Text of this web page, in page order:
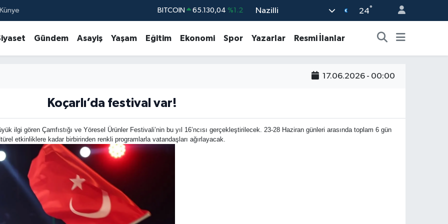
DOLAR 47,7106 %0.17
BITCOIN
Nazilli 24°
Gündem Asayiş Yaşam Eğitim Ekonomi Spor Yazarlar Resmi İlanlar
17.06.2026 - 00:00
Koçarlı’da festival var!
ilgi gören Çamfıstığı ve Yöresel Ürünler Festivali’nin bu yıl 16’ncısı gerçekleştirilecek. 23-28 Haziran günleri arasında toplam 6 gün
etkinliklere kadar birbirinden renkli programlarla vatandaşları ağırlayacak.